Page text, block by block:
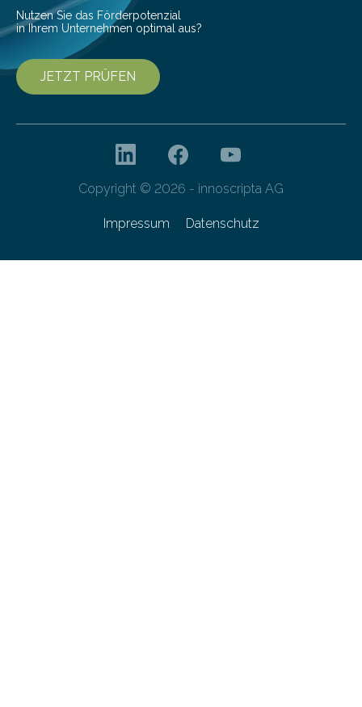
Nutzen Sie das Förderpotenzial
in Ihrem Unternehmen optimal aus?
JETZT PRÜFEN
Copyright © 2026 - innoscripta AG
Impressum Datenschutz